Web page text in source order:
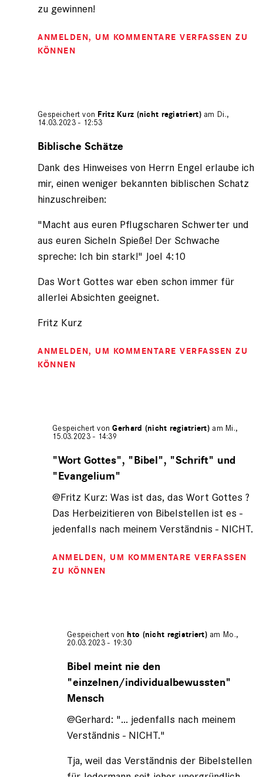
zu gewinnen!
ANMELDEN, UM KOMMENTARE VERFASSEN ZU
KÖNNEN
Gespeichert von Fritz Kurz (nicht registriert)am Di.,
14.03.2023 - 12:53
auf
Gerhard
(nicht
registriert)
Biblische Schätze
Dank des Hinweises von Herrn Engel erlaube ich
mir, einen weniger bekannten biblischen Schatz
hinzuschreiben:
"Macht aus euren Pflugscharen Schwerter und
aus euren Sicheln Spieße! Der Schwache
spreche: Ich bin stark!" Joel 4:10
Das Wort Gottes war eben schon immer für
allerlei Absichten geeignet.
Fritz Kurz
ANMELDEN, UM KOMMENTARE VERFASSEN ZU
KÖNNEN
Gespeichert vonGerhard (nicht registriert) am Mi.,
15.03.2023 - 14:39
auf
von
Fritz
Kurz
registriert)
"Wort Gottes", "Bibel", "Schrift" und
"Evangelium"
@Fritz Kurz: Was ist das, das Wort Gottes ?
Das Herbeizitieren von Bibelstellen ist es -
jedenfalls nach meinem Verständnis - NICHT.
ANMELDEN, UM KOMMENTARE VERFASSEN
ZU KÖNNEN
Gespeichert von hto (nicht registriert)am Mo.,
20.03.2023 - 19:30
auf
von
Gerhard
(nicht
Bibel meint nie den
"einzelnen/individualbewussten"
Mensch
@Gerhard: "... jedenfalls nach meinem
Verständnis - NICHT."
Tja, weil das Verständnis der Bibelstellen